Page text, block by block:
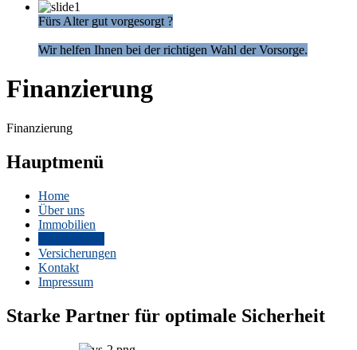
Fürs Alter gut vorgesorgt ?
Wir helfen Ihnen bei der richtigen Wahl der Vorsorge.
Finanzierung
Finanzierung
Hauptmenü
Home
Über uns
Immobilien
Versicherungen
Kontakt
Impressum
Starke Partner für optimale Sicherheit